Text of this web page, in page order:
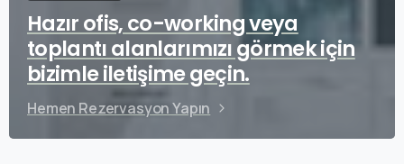
Hazır ofis, co-working veya
toplantı alanlarımızı görmek için
bizimle iletişime geçin.
Hemen Rezervasyon Yapın